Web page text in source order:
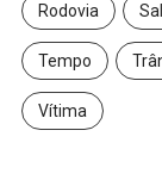
Rodovia
Tempo
Vítima